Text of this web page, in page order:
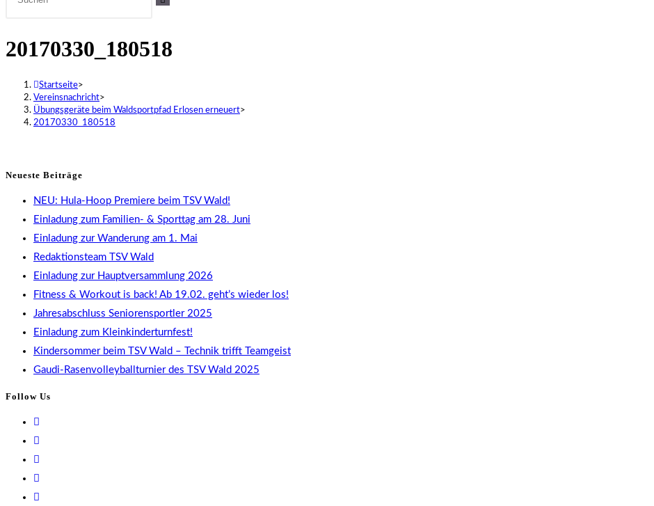
20170330_180518
Startseite>
Vereinsnachricht>
Übungsgeräte beim Waldsportpfad Erlosen erneuert>
20170330_180518
Neueste Beiträge
NEU: Hula-Hoop Premiere beim TSV Wald!
Einladung zum Familien- & Sporttag am 28. Juni
Einladung zur Wanderung am 1. Mai
Redaktionsteam TSV Wald
Einladung zur Hauptversammlung 2026
Fitness & Workout is back! Ab 19.02. geht’s wieder los!
Jahresabschluss Seniorensportler 2025
Einladung zum Kleinkinderturnfest!
Kindersommer beim TSV Wald – Technik trifft Teamgeist
Gaudi-Rasenvolleyballturnier des TSV Wald 2025
Follow Us